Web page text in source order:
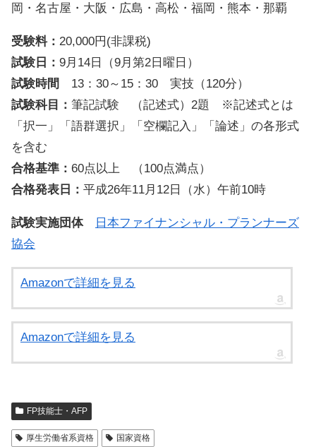
岡・名古屋・大阪・広島・高松・福岡・熊本・那覇
受験料： 20,000円(非課税)
試験日： 9月14日（9月第2日曜日）
試験時間
13：30～15：30 実技（120分）
試験科目： 筆記試験 （記述式）2題 ※記述式とは
「択一」「語群選択」「空欄記入」「論述」の各形式
を含む
合格基準： 60点以上 （100点満点）
合格発表日： 平成26年11月12日（水）午前10時
試験実施団体
日本ファイナンシャル・プランナーズ
協会
Amazonで詳細を見る
Amazonで詳細を見る
FP技能士・AFP
厚生労働省系資格 国家資格